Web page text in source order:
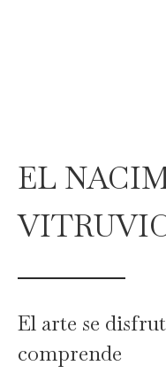
EL
El arte se
comprende